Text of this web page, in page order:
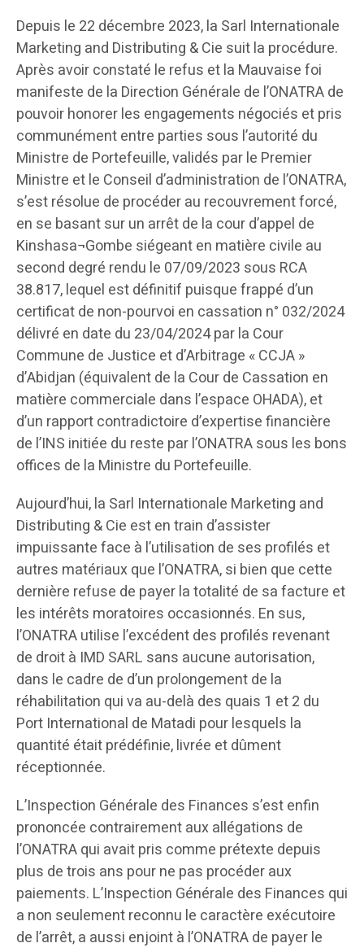
Depuis le 22 décembre 2023, la Sarl Internationale
Marketing and Distributing & Cie suit la procédure.
Après avoir constaté le refus et la Mauvaise foi
manifeste de la Direction Générale de l’ONATRA de
pouvoir honorer les engagements négociés et pris
communément entre parties sous l’autorité du
Ministre de Portefeuille, validés par le Premier
Ministre et le Conseil d’administration de l’ONATRA,
s’est résolue de procéder au recouvrement forcé,
en se basant sur un arrêt de la cour d’appel de
Kinshasa¬Gombe siégeant en matière civile au
second degré rendu le 07/09/2023 sous RCA
38.817, lequel est définitif puisque frappé d’un
certificat de non-pourvoi en cassation n° 032/2024
délivré en date du 23/04/2024 par la Cour
Commune de Justice et d’Arbitrage « CCJA »
d’Abidjan (équivalent de la Cour de Cassation en
matière commerciale dans l’espace OHADA), et
d’un rapport contradictoire d’expertise financière
de l’INS initiée du reste par l’ONATRA sous les bons
offices de la Ministre du Portefeuille.
Aujourd’hui, la Sarl Internationale Marketing and
Distributing & Cie est en train d’assister
impuissante face à l’utilisation de ses profilés et
autres matériaux que l’ONATRA, si bien que cette
dernière refuse de payer la totalité de sa facture et
les intérêts moratoires occasionnés. En sus,
l’ONATRA utilise l’excédent des profilés revenant
de droit à IMD SARL sans aucune autorisation,
dans le cadre de d’un prolongement de la
réhabilitation qui va au-delà des quais 1 et 2 du
Port International de Matadi pour lesquels la
quantité était prédéfinie, livrée et dûment
réceptionnée.
L’Inspection Générale des Finances s’est enfin
prononcée contrairement aux allégations de
l’ONATRA qui avait pris comme prétexte depuis
plus de trois ans pour ne pas procéder aux
paiements. L’Inspection Générale des Finances qui
a non seulement reconnu le caractère exécutoire
de l’arrêt, a aussi enjoint à l’ONATRA de payer le